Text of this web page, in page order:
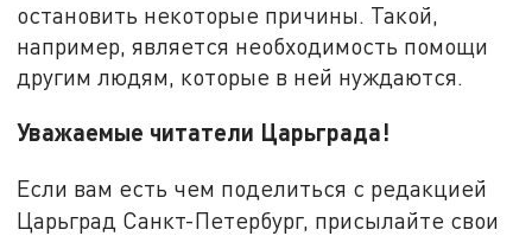
остановить некоторые причины. Такой,
например, является необходимость помощи
другим людям, которые в ней нуждаются.
Уважаемые читатели Царьграда!
Если вам есть чем поделиться с редакцией
Царьград Санкт-Петербург, присылайте свои